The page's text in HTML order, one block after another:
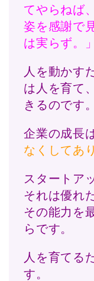
てやらねば
姿を感謝で
は実らず。」
人を動かす
は人を育て
きるのです。
企業の成長
なくしてあ
スタートア
それは優れ
その能力を
らです。
人を育てる
す。